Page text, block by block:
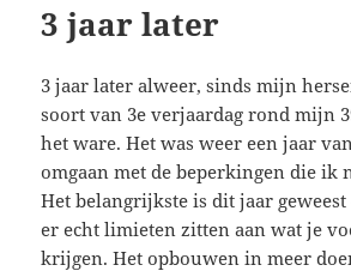
3 jaar later
3 jaar later alweer, sinds mijn
soort van 3e verjaardag rond mijn
het ware. Het was weer een jaar
omgaan met de beperkingen die ik
Het belangrijkste is dit jaar
er echt limieten zitten aan wat je
krijgen. Het opbouwen in meer